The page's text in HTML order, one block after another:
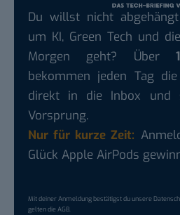
Du willst nicht
um KI, Green Tech und
Morgen geht? Über
bekommen jeden Tag
direkt in die Inbox und
Vorsprung.
Nur für kurze Zeit:
Glück Apple AirPods
Mit deiner Anmeldung bestätigst du unsere
gelten dieAGB.